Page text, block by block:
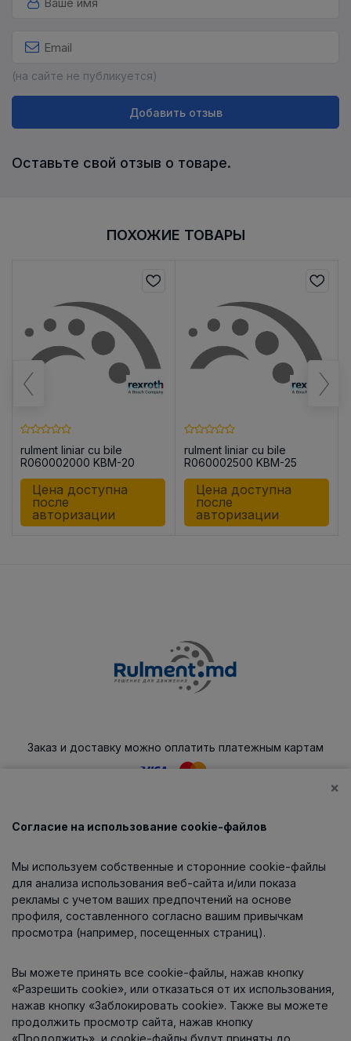
(на сайте не публикуется)
Добавить отзыв
Оставьте свой отзыв о товаре.
ПОХОЖИЕ ТОВАРЫ
rulment liniar cu bile
R060002000 KBM-20
Цена доступна
после
авторизации
rulment liniar cu bile
R060002500 KBM-25
Цена доступна
после
авторизации
Заказ и доставку можно оплатить платежным картам
Каталог
О компании
Информация
Контакты
×
Согласие на использование cookie-файлов
Мы используем собственные и сторонние cookie-файлы
для анализа использования веб-сайта и/или показа
рекламы с учетом ваших предпочтений на основе
профиля, составленного согласно вашим привычкам
просмотра (например, посещенных страниц).
Вы можете принять все cookie-файлы, нажав кнопку
«Разрешить cookie», или отказаться от их использования,
нажав кнопку «Заблокировать cookie». Также вы можете
продолжить просмотр сайта, нажав кнопку
«Продолжить», и cookie-файлы будут приняты до